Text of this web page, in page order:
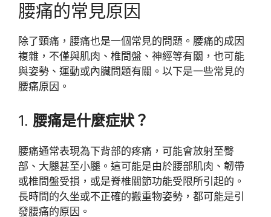
腰痛的常見原因
除了頸痛，腰痛也是一個常見的問題。腰痛的成因
複雜，不僅與肌肉、椎間盤、神經等有關，也可能
與姿勢、運動或內臟問題有關。以下是一些常見的
腰痛原因。
1. 腰痛是什麼症狀？
腰痛通常表現為下背部的疼痛，可能會放射至臀
部、大腿甚至小腿。這可能是由於腰部肌肉、韌帶
或椎間盤受損，或是脊椎關節功能受限所引起的。
長時間的久坐或不正確的搬重物姿勢，都可能是引
發腰痛的原因。